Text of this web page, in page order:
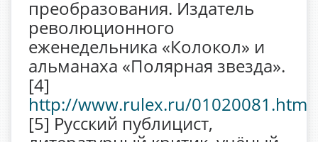
преобразования. Издатель
революционного
еженедельника «Колокол» и
альманаха «Полярная звезда».
[4]
http://www.rulex.ru/01020081.htm
[5] Русский публицист,